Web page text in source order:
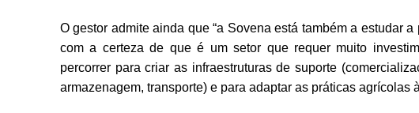
O gestor admite ainda que “a Sovena está também a estudar
com a certeza de que é um setor que requer muito
percorrer para criar as infraestruturas de suporte
armazenagem, transporte) e para adaptar as práticas agrícolas